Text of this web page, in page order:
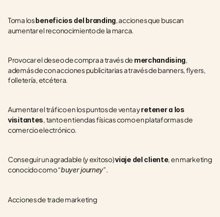
Toma los beneficios del branding, acciones que buscan
aumentar el reconocimiento de la marca.
Provocar el deseo de compra a través de merchandising,
además de con acciones publicitarias a través de banners, flyers,
folletería, etcétera.
Aumentar el tráfico en los puntos de venta y retener a los
visitantes, tanto en tiendas físicas como en plataformas de
comercio electrónico.
Conseguir un agradable (y exitoso) viaje del cliente, en marketing
conocido como “buyer journey”.
Acciones de trade marketing